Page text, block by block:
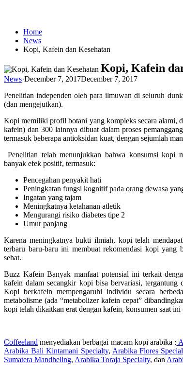
Home
News
Kopi, Kafein dan Kesehatan
Kopi, Kafein
News·December 7, 2017December 7, 2017
Penelitian independen oleh para ilmuwan di seluruh
(dan mengejutkan).
Kopi memiliki profil botani yang kompleks secara alami,
kafein) dan 300 lainnya dibuat dalam proses
termasuk beberapa antioksidan kuat, dengan sejumlah
Penelitian telah menunjukkan bahwa konsumsi kopi
banyak efek positif, termasuk:
Pencegahan penyakit hati
Peningkatan fungsi kognitif pada orang dewasa
Ingatan yang tajam
Meningkatnya ketahanan atletik
Mengurangi risiko diabetes tipe 2
Umur panjang
Karena meningkatnya bukti ilmiah, kopi telah
terbaru baru-baru ini membuat rekomendasi kopi yang
sehat.
Buzz Kafein Banyak manfaat potensial ini terkait
kafein dalam secangkir kopi bisa bervariasi,
Kopi berkafein mempengaruhi individu secara
metabolisme (ada “metabolizer kafein cepat”
kopi telah dikaitkan erat dengan kafein, konsumen saat
Coffeeland menyediakan berbagai macam kopi arabika :
Arabika Bali Kintamani Specialty, Arabika Flores
Sumatera Mandheling, Arabika Toraja Specialty, dan